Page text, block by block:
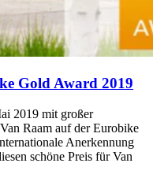
Gold Award 2019
2019 mit großer
Raam auf der Eurobike
Anerkennung
schöne Preis für Van